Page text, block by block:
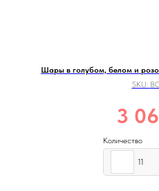
Шары в голубом, белом и
SKU:
3
Количество
11